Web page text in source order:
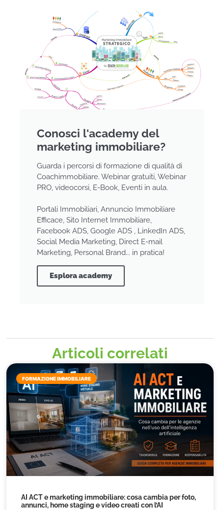
Conosci l'academy del
marketing immobiliare?
Guarda i percorsi di formazione di qualità di
Coachimmobiliare. Webinar gratuiti, Webinar
PRO, videocorsi, E-Book, Eventi in aula.
Portali Immobiliari, Annuncio Immobiliare
Efficace, Sito Internet Immobiliare,
Facebook ADS, Google ADS , LinkedIn ADS,
Social Media Marketing, Direct E-mail
Marketing, Personal Brand... in pratica!
Esplora academy
Articoli correlati
FORMAZIONE IMMOBILIARE
AI ACT e marketing immobiliare: cosa cambia per foto,
annunci, home staging e video creati con l’AI